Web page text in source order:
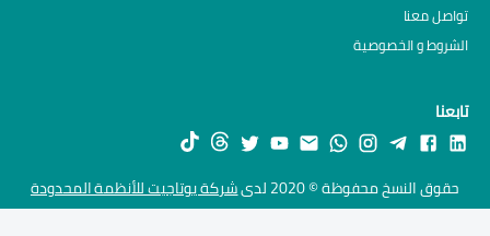
تواصل معنا
الشروط و الخصوصية
تابعنا
حقوق النسخ محفوظة © 2020 لدى شركة يوتاجيت للأنظمة المحدودة